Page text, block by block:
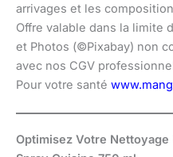
arrivages et les
Offre valable dans la limite
et Photos (©Pixabay) non
avec nos CGV
Pour votre santé
Optimisez Votre Nettoyage